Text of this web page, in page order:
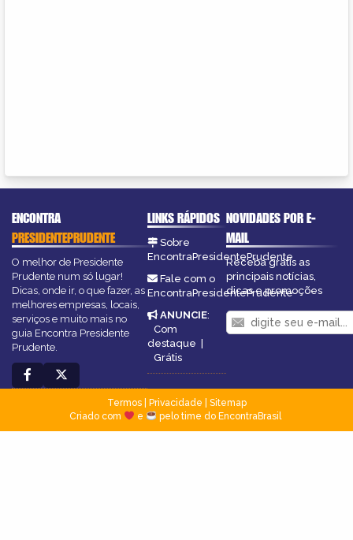
ENCONTRA
PRESIDENTEPRUDENTE
O melhor de Presidente
Prudente num só lugar!
Dicas, onde ir, o que fazer, as
melhores empresas, locais,
serviços e muito mais no
guia Encontra Presidente
Prudente.
LINKS RÁPIDOS
Sobre
EncontraPresidentePrudente
Fale com o
EncontraPresidentePrudente
ANUNCIE:
Com
destaque
Grátis
NOVIDADES POR E-
MAIL
Receba grátis as
principais notícias,
dicas e promoções
Termos| Privacidade
Sitemap
Criado com
e pelo time do EncontraBrasil